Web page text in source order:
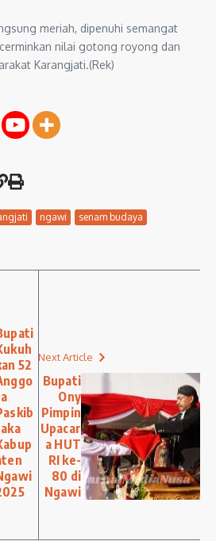
meriah, dipenuhi semangat
nilai gotong royong dan
Karangjati.(Rek)
ngawi senam budaya
52
Next Article
Bupati
Ony
Pimpin
Upacar
a HUT
RI ke-
80 di
Ngawi